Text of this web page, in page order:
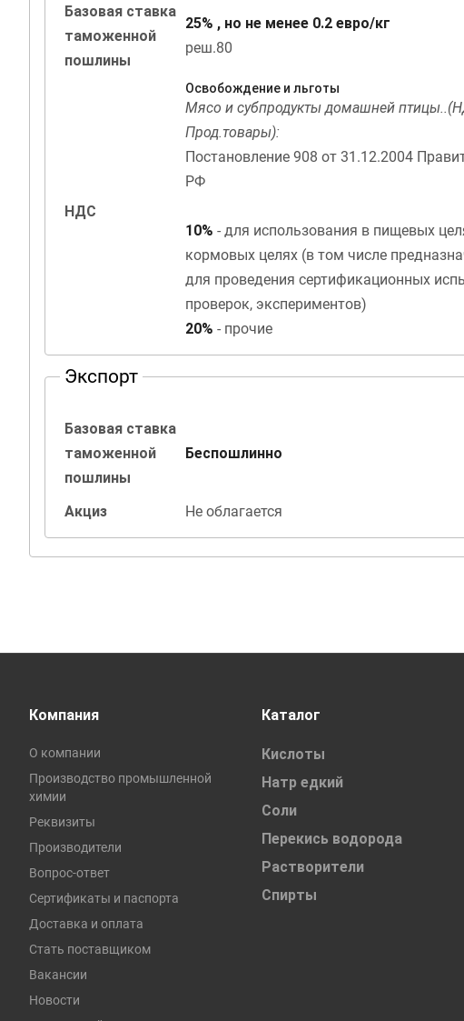
Базовая ставка
таможенной
пошлины
25% , но не менее 0.2 евро/кг
реш.80
НДС
Освобождение и льготы
Мясо и субпродукты домашней
Прод.товары):
Постановление 908 от 31.12.2004
РФ
10% - для использования в пищевых
кормовых целях (в том числе
для проведения сертификационных
проверок, экспериментов)
20% - прочие
Экспорт
Базовая ставка
таможенной
пошлины
Беспошлинно
Акциз Не облагается
Компания
О компании
Производство промышленной
химии
Реквизиты
Производители
Вопрос-ответ
Сертификаты и паспорта
Доставка и оплата
Стать поставщиком
Вакансии
Новости
Каталог
Кислоты
Натр едкий
Соли
Перекись водорода
Растворители
Спирты